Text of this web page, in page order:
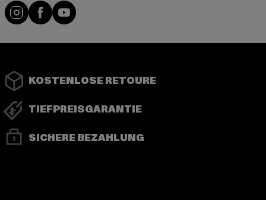
Instagram
FacebookYouTube
KOSTENLOSE RETOURE
TIEFPREISGARANTIE
SICHERE BEZAHLUNG